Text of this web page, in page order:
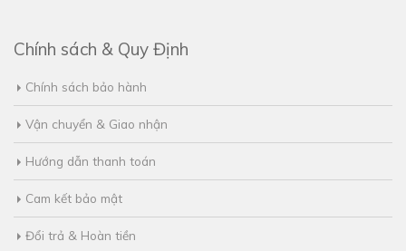
Chính sách & Quy Định
Chính sách bảo hành
Vận chuyển & Giao nhận
Hướng dẫn thanh toán
Cam kết bảo mật
Đổi trả & Hoàn tiền